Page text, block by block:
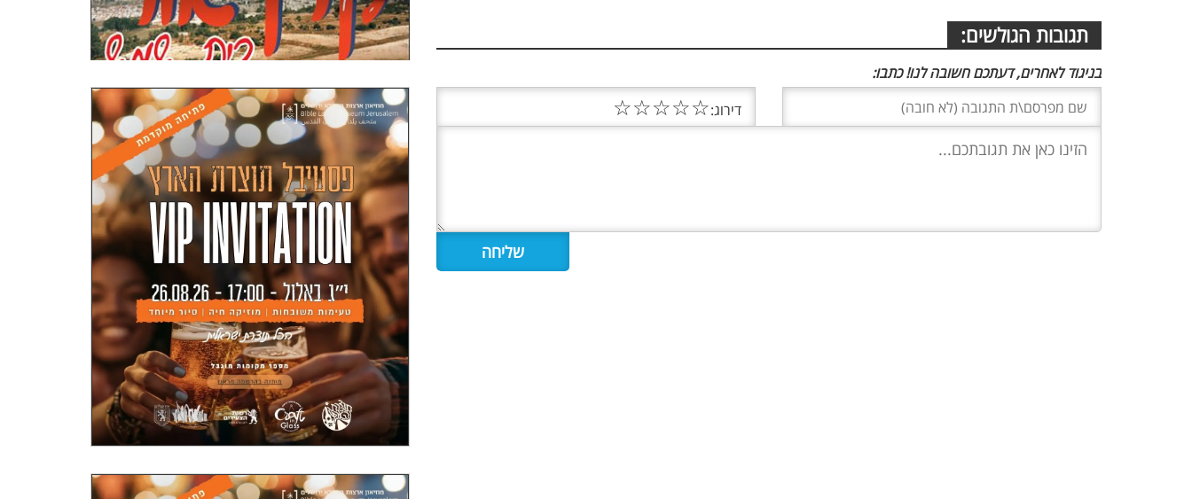
תגובות הגולשים:
בניגוד לאחרים, דעתכם חשובה לנו! כתבו:
דירוג:☆
☆
☆
☆
☆